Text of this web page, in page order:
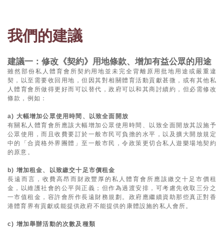
我們的建議
建議一：修改《契約》用地條款、增加有益公眾的用途
雖然部份私人體育會所契約用地並未完全背離原用批地用途或嚴重違
契，以至需要收回用地，但因其對相關體育活動貢獻甚微，或有其他私
人體育會所做得更好而可以替代，政府可以和其商討續約，但必需修改
條款，例如：
a) 大幅增加公眾使用時間、以致全面開放
有關私人體育會所應該大幅增加公眾使用時間、以致全面開放其設施予
公眾使用，而且收費要訂於一般市民可負擔的水平，以及擴大開放規定
中的「合資格外界團體」至一般市民，令政策更切合私人遊樂場地契約
的原意。
b) 增加租金、以致繳交十足市價租金
長遠而言，收費高昂而財政豐厚的私人體育會所應該繳交十足市價租
金，以維護社會的公平與正義；但作為過渡安排，可考慮先收取三分之
一市值租金，容許會所作長遠財務規劃。政府應繼續資助那些真正對香
港體育界有貢獻或能提供政府不能提供的康體設施的私人會所。
c) 增加舉辦活動的次數及種類